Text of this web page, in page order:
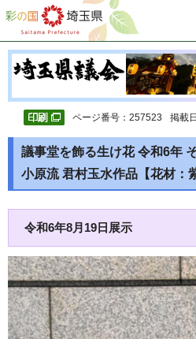
彩の国 埼玉県
ページ番号：257523 掲載
議事堂を飾る生け花 令和6年
小原流 君村玉水作品【花材：
令和6年8月19日展示